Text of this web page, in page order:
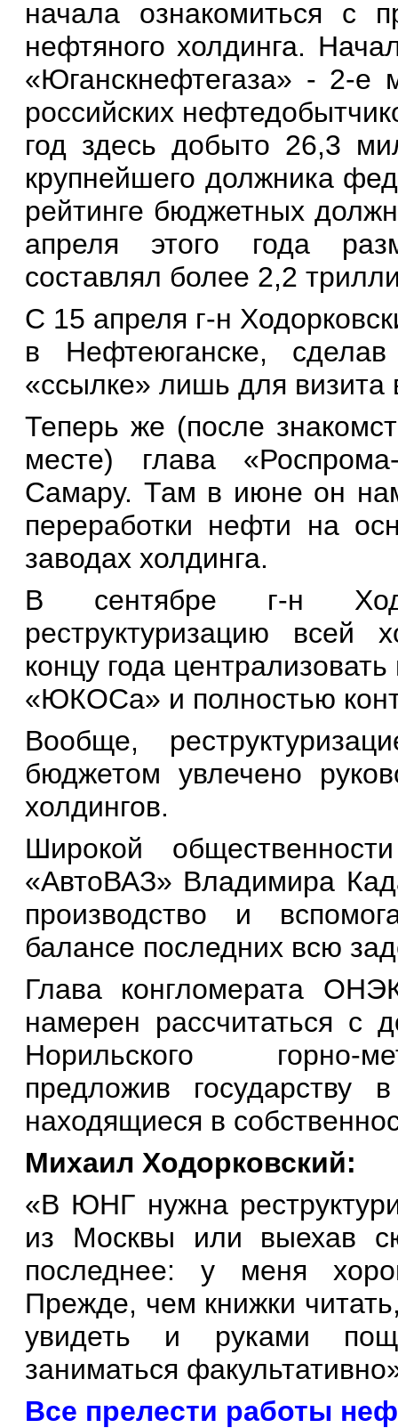
начала ознакомиться с
нефтяного холдинга.
«Юганскнефтегаза» - 2-е
российских
год здесь добыто 26,3
крупнейшего должника
рейтинге бюджетных
апреля этого года
составлял более 2,2
С 15 апреля г-н
в Нефтеюганске,
«ссылке» лишь для
Теперь же (после
месте) глава
Самару. Там в июне он
переработки нефти на
заводах холдинга.
В сентябре г-н
реструктуризацию всей
концу года
«ЮКОСа» и полностью
Вообще,
бюджетом увлечено
холдингов.
Широкой общественности
«АвтоВАЗ» Владимира
производство и
балансе последних всю
Глава конгломерата
намерен рассчитаться с
Норильского горно-
предложив
находящиеся в
Михаил Ходорковский:
«В ЮНГ нужна
из Москвы или выехав
последнее: у меня
Прежде, чем книжки
увидеть и руками
заниматься
Все прелести работы